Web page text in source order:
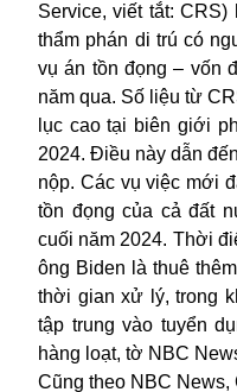
Service, viết tắt:
thẩm phán di trú có
vụ án tồn đọng – vốn
năm qua. Số liệu từ
lục cao tại biên giới
2024. Điều này dẫn
nộp. Các vụ việc mới
tồn đọng của cả đất
cuối năm 2024. Thời
ông Biden là thuê
thời gian xử lý, trong
tập trung vào tuyển
hàng loạt, tờ NBC
Cũng theo NBC